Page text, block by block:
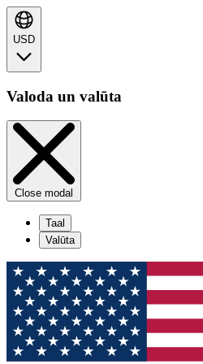
USD
Valoda un valūta
Close modal
Taal
Valūta